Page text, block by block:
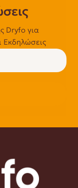
Dryfo για
Εκδηλώσεις